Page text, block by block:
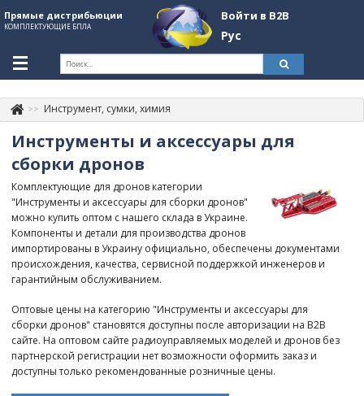
Прямые дистрибьюции
КОМПЛЕКТУЮЩИЕ БПЛА
Войти в B2B
Рус
+380507774092 Контакты
Информация о компании
About Company
Обзоры
Категории
Бренды
Войти в B2B
Стать партнером
Инструмент, сумки, химия
Инструменты и аксессуары для
сборки дронов
Комплектующие для дронов категории
"Инструменты и аксессуары для сборки дронов"
можно купить оптом с нашего склада в Украине.
Компоненты и детали для производства дронов
импортированы в Украину официально, обеспечены документами
происхождения, качества, сервисной поддержкой инженеров и
гарантийным обслуживанием.
Оптовые цены на категорию "Инструменты и аксессуары для
сборки дронов" становятся доступны после авторизации на B2B
сайте. На оптовом сайте радиоуправляемых моделей и дронов без
партнерской регистрации нет возможности оформить заказ и
доступны только рекомендованные розничные цены.